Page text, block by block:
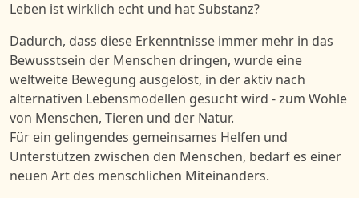
Leben ist wirklich echt und hat Substanz?
Dadurch, dass diese Erkenntnisse immer mehr in das
Bewusstsein der Menschen dringen, wurde eine
weltweite Bewegung ausgelöst, in der aktiv nach
alternativen Lebensmodellen gesucht wird - zum Wohle
von Menschen, Tieren und der Natur.
Für ein gelingendes gemeinsames Helfen und
Unterstützen zwischen den Menschen, bedarf es einer
neuen Art des menschlichen Miteinanders.